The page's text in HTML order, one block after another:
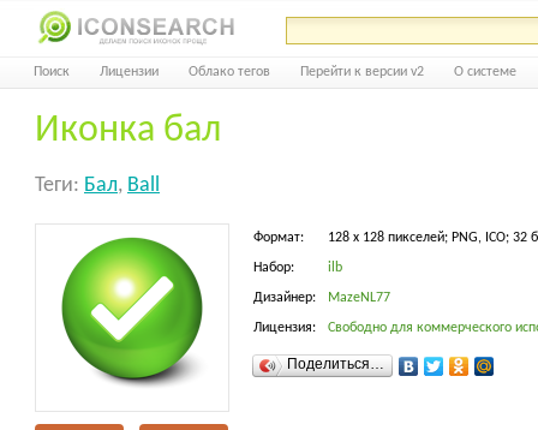
Поиск Лицензии Облако тегов Перейти к версии v2 О системе
Иконка бал
Теги: Бал, Ball
Формат: 128 x 128 пикселей; PNG, ICO; 32
Набор: ilb
Дизайнер: MazeNL77
Лицензия: Свободно для коммерческого
Поделиться…